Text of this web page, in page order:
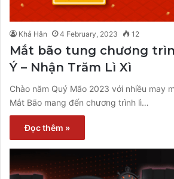
Khả Hân 4 February, 2023 12
Mắt bão tung chương
Ý – Nhận Trăm Lì Xì
Chào năm Quý Mão 2023 với nhiều may
Mắt Bão mang đến chương trình lì…
Đọc thêm »